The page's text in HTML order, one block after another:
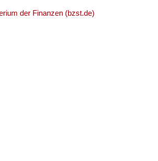
der Finanzen (bzst.de)